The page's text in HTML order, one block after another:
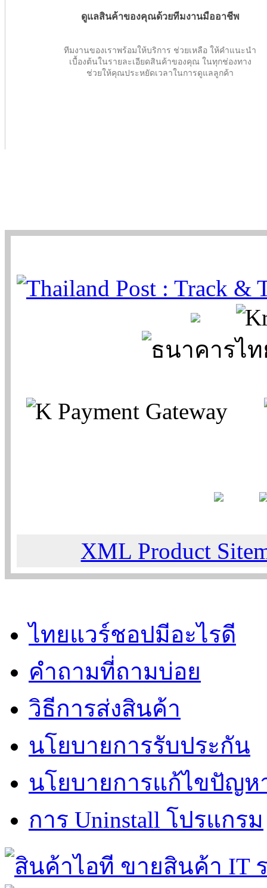
ดูแลสินค้าของคุณด้วยทีมงานมืออาชีพ
ทีมงานของเราพร้อมให้บริการ ช่วยเหลือ ให้คำแนะนำ
เบื้องต้นในรายละเอียดสินค้าของคุณ ในทุกช่องทาง
ช่วยให้คุณประหยัดเวลาในการดูแลลูกค้า
XML Product
ไทยแวร์ชอปมีอะไรดี
คำถามที่ถามบ่อย
วิธีการส่งสินค้า
นโยบายการรับประกัน
นโยบายการแก้ไขปัญห
การ Uninstall โปรแกรม